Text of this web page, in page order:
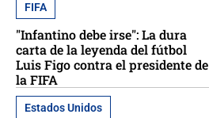
FIFA
"Infantino debe irse": La dura
carta de la leyenda del fútbol
Luis Figo contra el presidente de
la FIFA
Estados Unidos